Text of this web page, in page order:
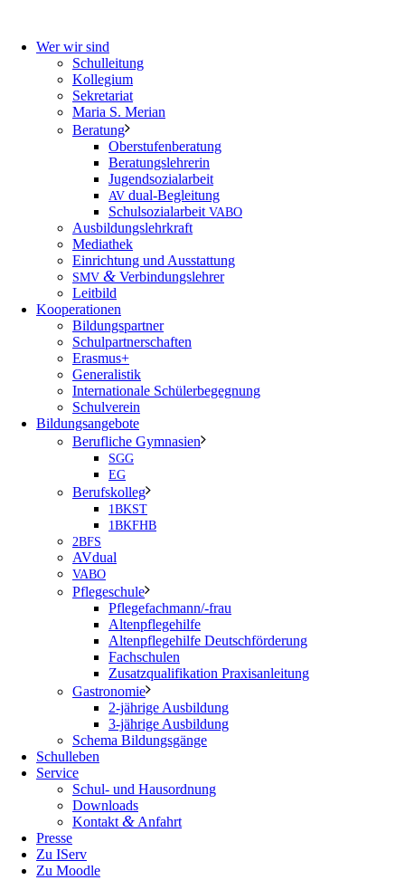
Wer wir sind
Schulleitung
Kollegium
Sekretariat
Maria S. Merian
Beratung
Oberstufenberatung
Beratungslehrerin
Jugendsozialarbeit
AV dual-Begleitung
Schulsozialarbeit VABO
Ausbildungslehrkraft
Mediathek
Einrichtung und Ausstattung
SMV & Verbindungslehrer
Leitbild
Kooperationen
Bildungspartner
Schulpartnerschaften
Erasmus+
Generalistik
Internationale Schülerbegegnung
Schulverein
Bildungsangebote
Berufliche Gymnasien
SGG
EG
Berufskolleg
1BKST
1BKFHB
2BFS
AVdual
VABO
Pflegeschule
Pflegefachmann/-frau
Altenpflegehilfe
Altenpflegehilfe Deutschförderung
Fachschulen
Zusatzqualifikation Praxisanleitung
Gastronomie
2-jährige Ausbildung
3-jährige Ausbildung
Schema Bildungsgänge
Schulleben
Service
Schul- und Hausordnung
Downloads
Kontakt & Anfahrt
Presse
Zu IServ
Zu Moodle